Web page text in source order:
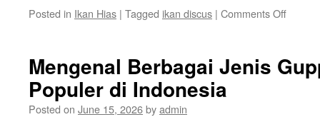
Posted in Ikan Hias | Tagged ikan discus | Comments Offon
Ikan
Mengenal Berbagai Jenis
Populer di Indonesia
Posted on June 15, 2026byadmin